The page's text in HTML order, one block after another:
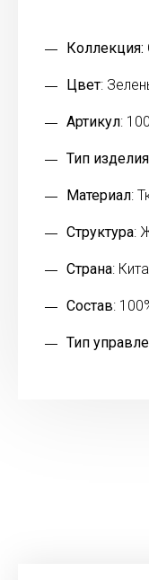
Коллекция:
Цвет:
Артикул:
Тип изделия
Материал:
Структура:
Страна:
Состав:
Тип